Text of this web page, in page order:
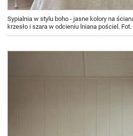
Sypialnia w stylu boho - jasne kolory na
krzesło i szara w odcieniu lniana pościel.